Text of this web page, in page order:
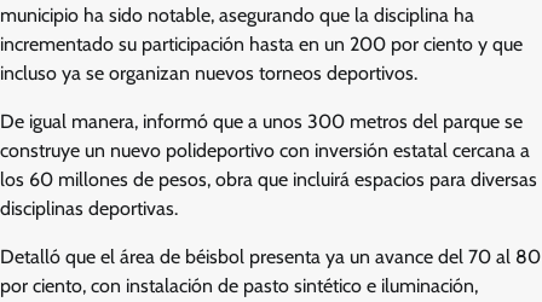
municipio ha sido notable, asegurando que la disciplina ha
incrementado su participación hasta en un 200 por ciento y que
incluso ya se organizan nuevos torneos deportivos.
De igual manera, informó que a unos 300 metros del parque se
construye un nuevo polideportivo con inversión estatal cercana a
los 60 millones de pesos, obra que incluirá espacios para diversas
disciplinas deportivas.
Detalló que el área de béisbol presenta ya un avance del 70 al 80
por ciento, con instalación de pasto sintético e iluminación,